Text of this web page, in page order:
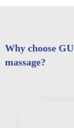
Why choose
massage?